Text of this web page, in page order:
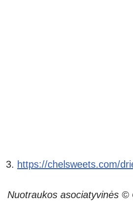
https://chelsweets.com/
Nuotraukos asociatyvinės ©